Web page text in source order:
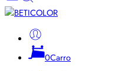
0Carro